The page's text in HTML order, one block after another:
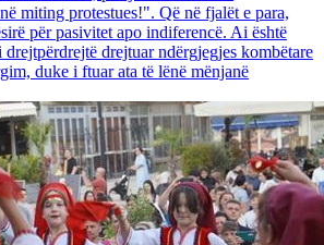
miting protestues!". Që në fjalët e para,
për pasivitet apo indiferencë. Ai është
drejtuar ndërgjegjes kombëtare
duke i ftuar ata të lënë mënjanë